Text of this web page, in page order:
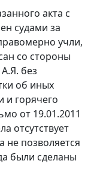
акта с
судами за
учли,
со стороны
без
об иных
и горячего
от 19.01.2011
отсутствует
не позволяется
были сделаны